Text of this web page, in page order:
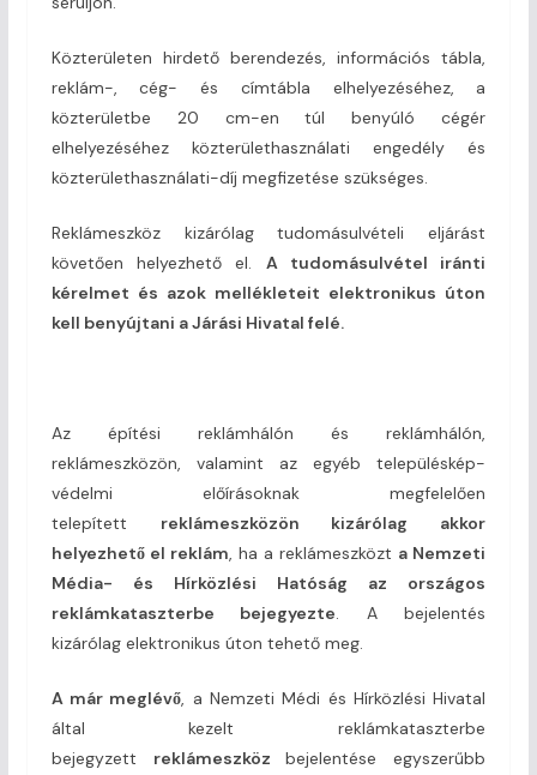
Közterületen hirdető berendezés, információs tábla,
reklám-, cég- és címtábla elhelyezéséhez, a
közterületbe 20 cm-en túl benyúló cégér
elhelyezéséhez közterülethasználati engedély és
közterülethasználati-díj megfizetése szükséges.
Reklámeszköz kizárólag tudomásulvételi eljárást
követően helyezhető el. A tudomásulvétel iránti
kérelmet és azok mellékleteit elektronikus úton
kell benyújtani a Járási Hivatal felé.
Az építési reklámhálón és reklámhálón,
reklámeszközön, valamint az egyéb településkép-
védelmi előírásoknak megfelelően
telepített reklámeszközön kizárólag akkor
helyezhető el reklám, ha a reklámeszközt a Nemzeti
Média- és Hírközlési Hatóság az országos
reklámkataszterbe bejegyezte. A bejelentés
kizárólag elektronikus úton tehető meg.
A már meglévő, a Nemzeti Médi és Hírközlési Hivatal
által kezelt reklámkataszterbe
bejegyzett reklámeszközbejelentése egyszerűbb